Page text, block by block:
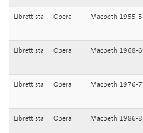
Librettista Opera Macbeth 1955-
Librettista Opera Macbeth 1968-
Librettista Opera Macbeth 1976-
Librettista Opera Macbeth 1986-